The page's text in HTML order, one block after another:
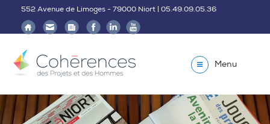
552 Avenue de Limoges - 79000 Niort | 05.49.09.05.36
Menu